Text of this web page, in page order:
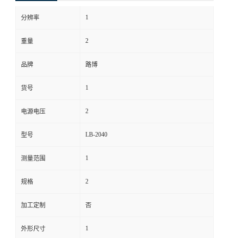
线
留
言
分辨率 1
重量 2
品牌 路博
货号 1
电源电压 2
型号 LB-2040
测量范围 1
规格 2
加工定制 否
外形尺寸 1